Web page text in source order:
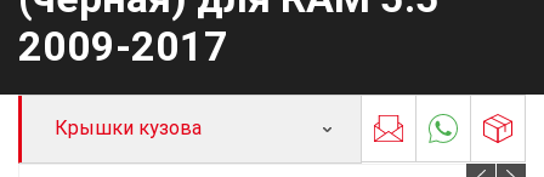
2009-2017
Крышки кузова